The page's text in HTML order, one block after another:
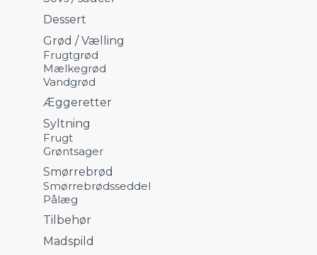
Dessert
Grød / Vælling
Frugtgrød
Mælkegrød
Vandgrød
Æggeretter
Syltning
Frugt
Grøntsager
Smørrebrød
Smørrebrødsseddel
Pålæg
Tilbehør
Madspild